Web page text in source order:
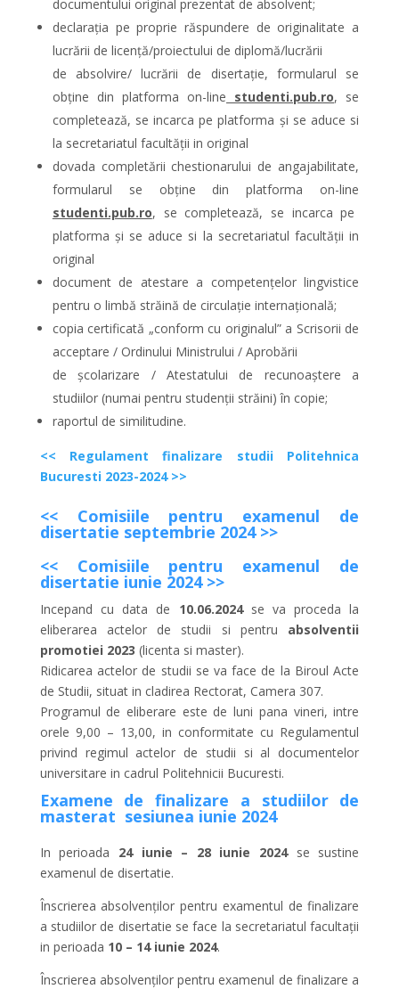
documentului original prezentat de absolvent;
declarația pe proprie răspundere de originalitate a
lucrării de licență/proiectului de diplomă/lucrării
de absolvire/ lucrării de disertaţie, formularul se
obține din platforma on-line studenti.pub.ro, se
completează, se incarca pe platforma și se aduce si
la secretariatul facultății in original
dovada completării chestionarului de angajabilitate,
formularul se obține din platforma on-line
studenti.pub.ro, se completează, se incarca pe
platforma și se aduce si la secretariatul facultății in
original
document de atestare a competențelor lingvistice
pentru o limbă străină de circulație internațională;
copia certificată „conform cu originalul” a Scrisorii de
acceptare / Ordinului Ministrului / Aprobării
de școlarizare / Atestatului de recunoaștere a
studiilor (numai pentru studenţii străini) în copie;
raportul de similitudine.
<< Regulament finalizare studii Politehnica
Bucuresti 2023-2024 >>
<< Comisiile pentru examenul de
disertatie septembrie 2024 >>
<< Comisiile pentru examenul de
disertatie iunie 2024 >>
Incepand cu data de 10.06.2024se va proceda la
eliberarea actelor de studii si pentru absolventii
promotiei 2023 (licenta si master).
Ridicarea actelor de studii se va face de la Biroul Acte
de Studii, situat in cladirea Rectorat, Camera 307.
Programul de eliberare este de luni pana vineri, intre
orele 9,00 – 13,00, in conformitate cu Regulamentul
privind regimul actelor de studii si al documentelor
universitare in cadrul Politehnicii Bucuresti.
Examene de finalizare a studiilor de
masterat sesiunea iunie 2024
In perioada 24 iunie – 28 iunie 2024se sustine
examenul de disertatie.
Înscrierea absolvenților pentru examentul de finalizare
a studiilor de disertatie se face la secretariatul facultații
in perioada 10 – 14iunie 2024.
Înscrierea absolvenților pentru examenul de finalizare a